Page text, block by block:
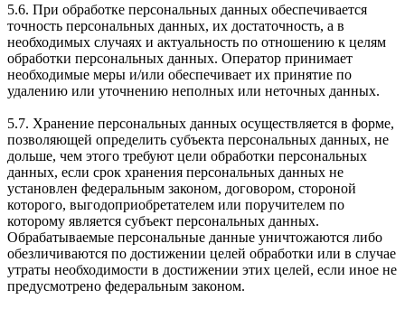
5.6. При обработке персональных данных обеспечивается
точность персональных данных, их достаточность, а в
необходимых случаях и актуальность по отношению к целям
обработки персональных данных. Оператор принимает
необходимые меры и/или обеспечивает их принятие по
удалению или уточнению неполных или неточных данных.
5.7. Хранение персональных данных осуществляется в форме,
позволяющей определить субъекта персональных данных, не
дольше, чем этого требуют цели обработки персональных
данных, если срок хранения персональных данных не
установлен федеральным законом, договором, стороной
которого, выгодоприобретателем или поручителем по
которому является субъект персональных данных.
Обрабатываемые персональные данные уничтожаются либо
обезличиваются по достижении целей обработки или в случае
утраты необходимости в достижении этих целей, если иное не
предусмотрено федеральным законом.